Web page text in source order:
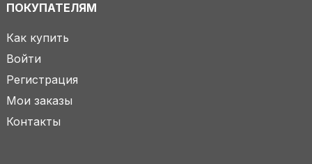
ПОКУПАТЕЛЯМ
Как купить
Войти
Регистрация
Мои заказы
Контакты